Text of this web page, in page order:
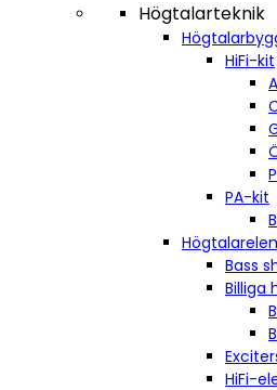
Högtalarteknik
HiFi-kit
PA-kit
Bass
Billiga
HiFi-